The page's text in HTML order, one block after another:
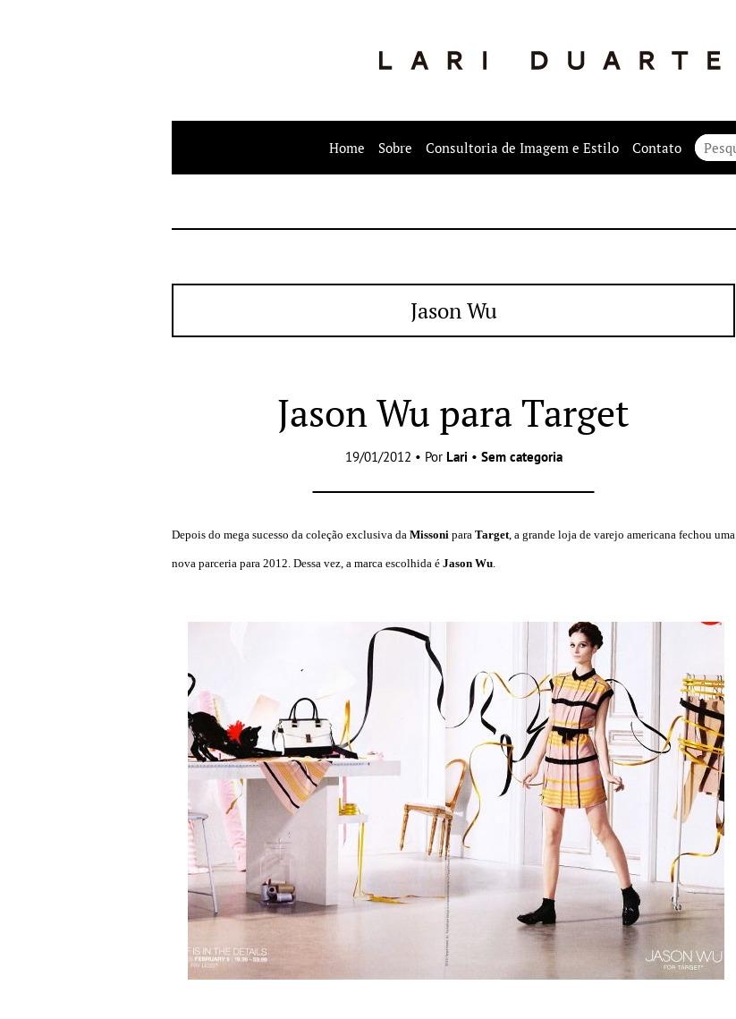
Home Sobre Consultoria de Imagem e Estilo Contato
Jason Wu
Jason Wu para Target
19/01/2012 • Por Lari • Sem categoria
Depois do mega sucesso da coleção exclusiva da Missoni para Target, a grande loja de varejo americana fechou uma
nova parceria para 2012. Dessa vez, a marca escolhida é Jason Wu.